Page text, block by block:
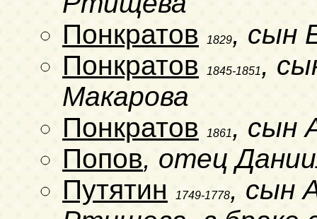
Понкратов
1829, сын
Понкратов
1845-1851,
Макарова
Понкратов
1861, сын
Попов, отец
Путятин
1749-1778, сын